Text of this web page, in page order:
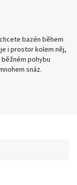
bazén během
i prostor kolem něj,
pohybu
snáz.